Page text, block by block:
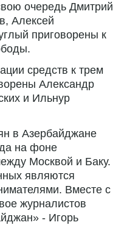
очередь Дмитрий
Алексей
приговорены к
средств к трем
Александр
и Ильнур
в Азербайджане
на фоне
Москвой и Баку.
являются
Вместе с
журналистов
- Игорь